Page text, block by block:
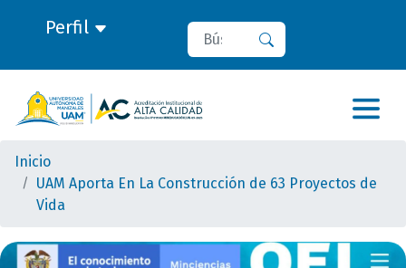
Perfil Buscar
Inicio
UAM Aporta En La Construcción de 63 Proyectos de
Vida